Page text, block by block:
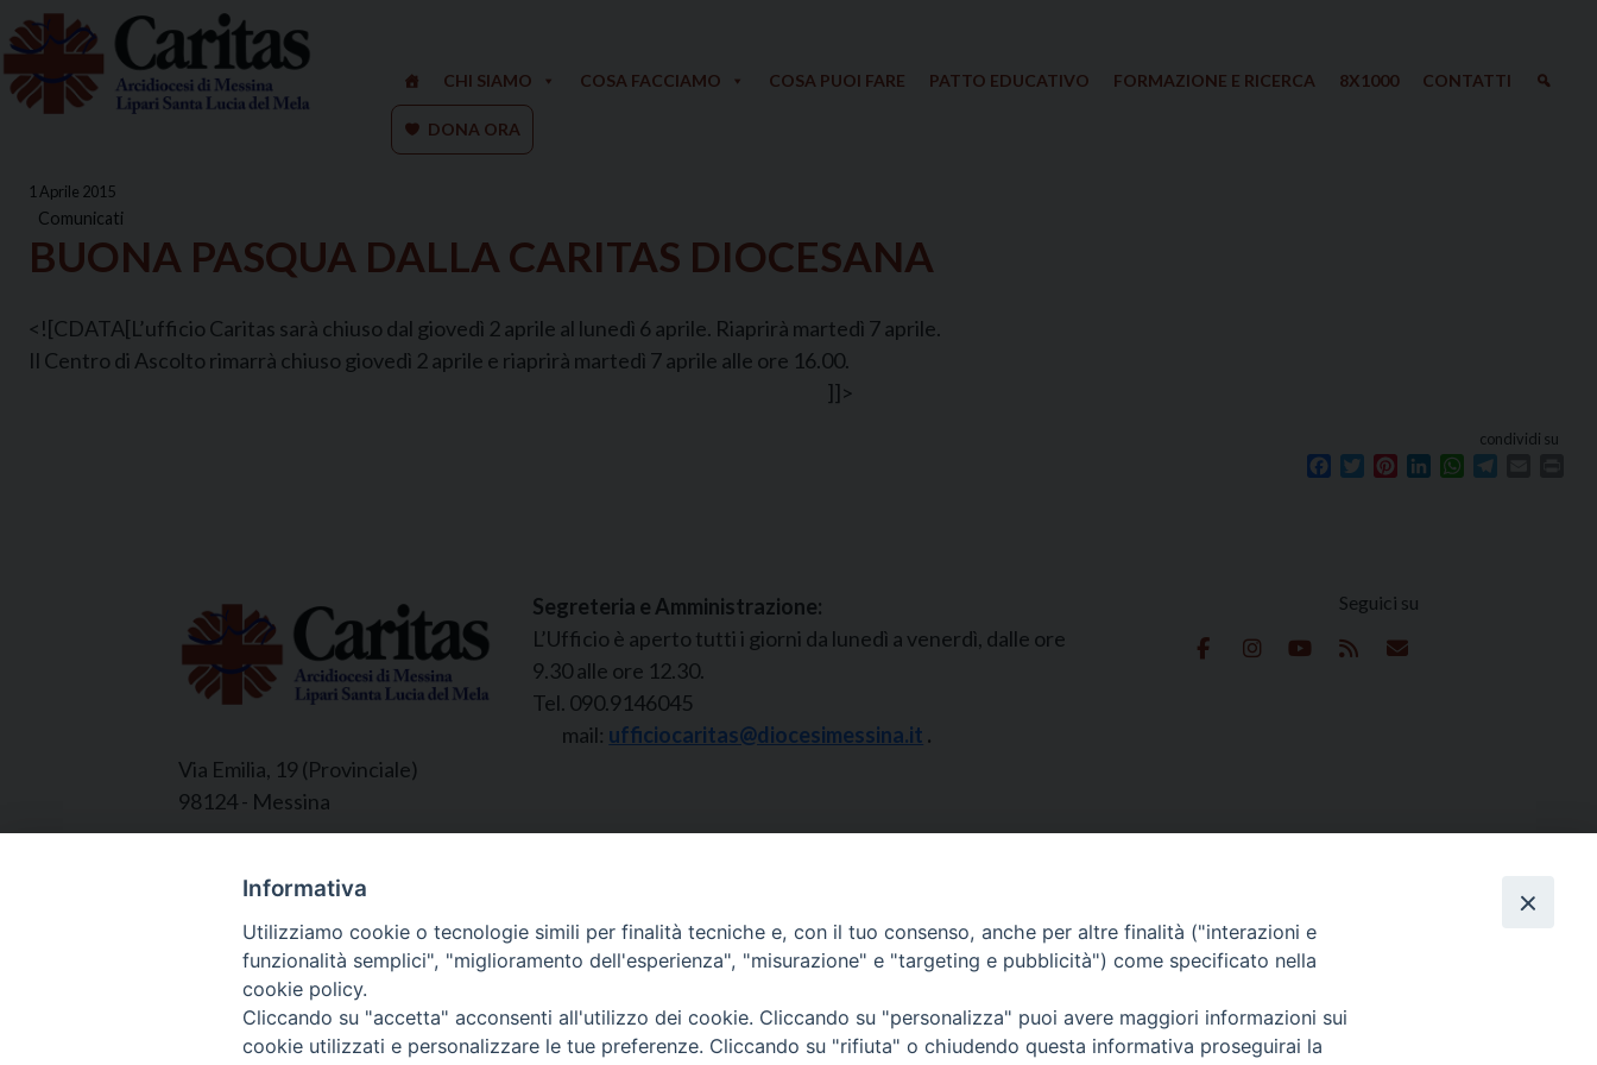
Skip
to
content
CHI SIAMO COSA FACCIAMO COSA PUOI FARE PATTO EDUCATIVO FORMAZIONE E RICERCA 8X1000 CONTATTI
DONA ORA
1 Aprile 2015
Comunicati
BUONA PASQUA DALLA CARITAS DIOCESANA
<![CDATA[L’ufficio Caritas sarà chiuso dal giovedì 2 aprile al lunedì 6 aprile. Riaprirà martedì 7 aprile.
Il Centro di Ascolto rimarrà chiuso giovedì 2 aprile e riaprirà martedì 7 aprile alle ore 16.00.
]]>
condividi su
Facebook
TwitterPinterestLinkedInWhatsApp
Via Emilia, 19 (Provinciale)
98124 - Messina
Segreteria e Amministrazione:
L’Ufficio è aperto tutti i giorni da lunedì a venerdì, dalle ore
9.30 alle ore 12.30.
Tel. 090.9146045
mail: ufficiocaritas@diocesimessina.it .
Seguici su
Informativa
Utilizziamo cookie o tecnologie simili per finalità tecniche e, con il tuo consenso, anche per altre finalità ("interazioni e
funzionalità semplici", "miglioramento dell'esperienza", "misurazione" e "targeting e pubblicità") come specificato nella
cookie policy.
Cliccando su "accetta" acconsenti all'utilizzo dei cookie. Cliccando su "personalizza" puoi avere maggiori informazioni sui
cookie utilizzati e personalizzare le tue preferenze. Cliccando su "rifiuta" o chiudendo questa informativa proseguirai la